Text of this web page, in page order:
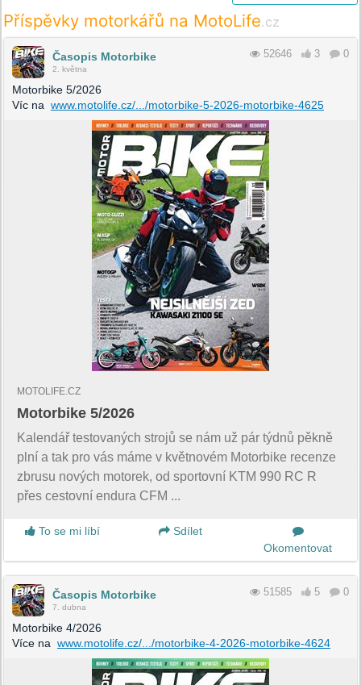
Příspěvky motorkářů na MotoLife.cz
Časopis Motorbike
2. května
52646 3 0
Motorbike 5/2026
Víc na www.motolife.cz/.../motorbike-5-2026-motorbike-4625
MOTOLIFE.CZ
Motorbike 5/2026
Kalendář testovaných strojů se nám už pár týdnů pěkně
plní a tak pro vás máme v květnovém Motorbike recenze
zbrusu nových motorek, od sportovní KTM 990 RC R
přes cestovní endura CFM ...
To se mi líbí
Sdílet
Okomentovat
Časopis Motorbike
7. dubna
51585 5 0
Motorbike 4/2026
Více na www.motolife.cz/.../motorbike-4-2026-motorbike-4624